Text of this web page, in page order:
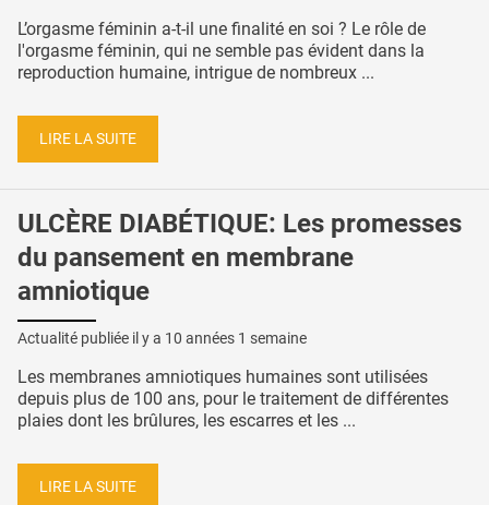
L’orgasme féminin a-t-il une finalité en soi ? Le rôle de
l'orgasme féminin, qui ne semble pas évident dans la
reproduction humaine, intrigue de nombreux ...
LIRE LA SUITE
ULCÈRE DIABÉTIQUE: Les promesses
du pansement en membrane
amniotique
Actualité publiée il y a 10 années 1 semaine
Les membranes amniotiques humaines sont utilisées
depuis plus de 100 ans, pour le traitement de différentes
plaies dont les brûlures, les escarres et les ...
LIRE LA SUITE